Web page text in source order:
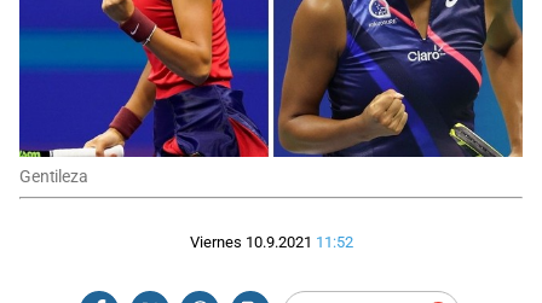
Gentileza
Viernes 10.9.2021 11:52